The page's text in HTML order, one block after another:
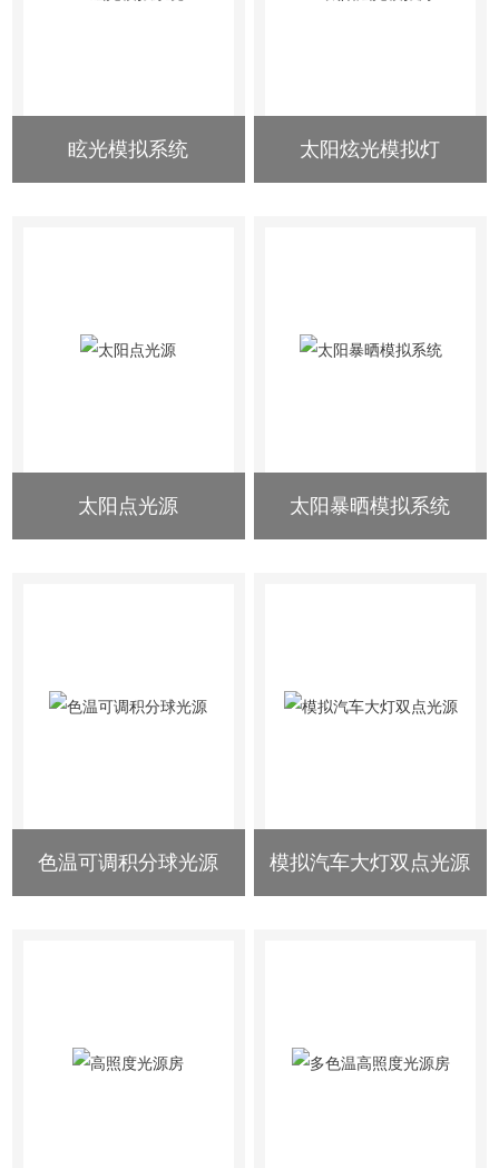
眩光模拟系统 太阳炫光模拟灯
太阳点光源 太阳暴晒模拟系统
色温可调积分球光源 模拟汽车大灯双点光源